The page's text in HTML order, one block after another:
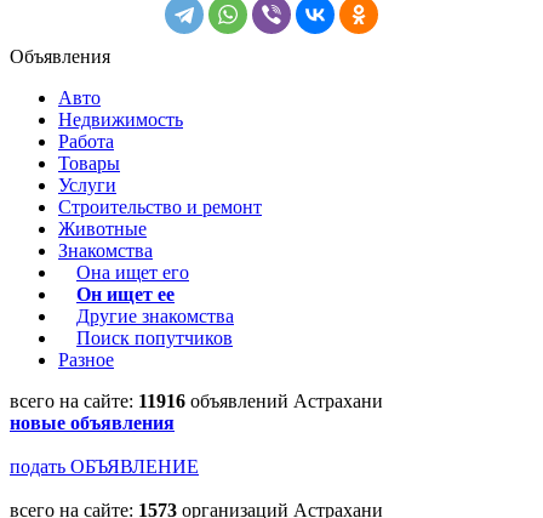
Объявления
Авто
Недвижимость
Работа
Товары
Услуги
Строительство и ремонт
Животные
Знакомства
Она ищет его
Он ищет ее
Другие знакомства
Поиск попутчиков
Разное
всего на сайте: 11916 объявлений Астрахани
новые объявления
подать ОБЪЯВЛЕНИЕ
всего на сайте: 1573 организаций Астрахани